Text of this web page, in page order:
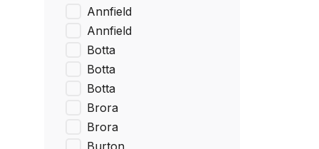
Annfield
Annfield
Botta
Botta
Botta
Brora
Brora
Burton